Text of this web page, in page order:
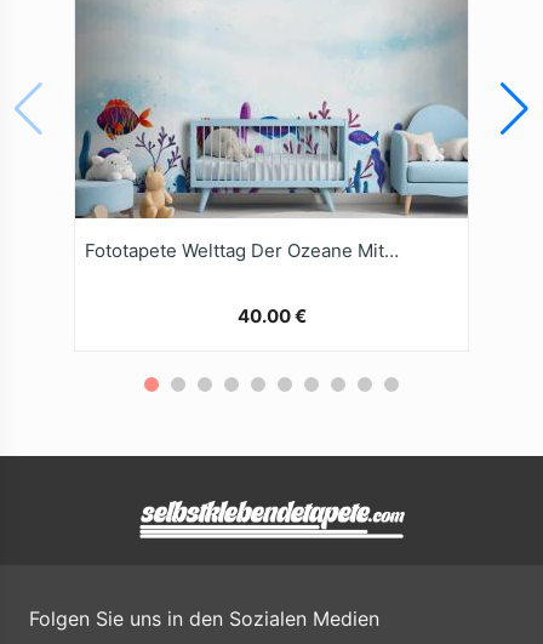
Fototapete Welttag Der Ozeane Mit AquarellHintergrund
40.00 €
Folgen Sie uns in den Sozialen Medien